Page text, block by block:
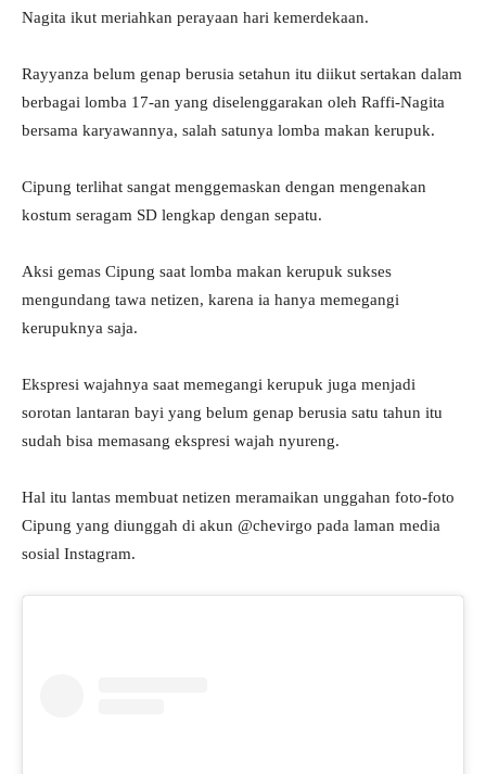
Nagita ikut meriahkan perayaan hari kemerdekaan.
Rayyanza belum genap berusia setahun itu diikut sertakan dalam
berbagai lomba 17-an yang diselenggarakan oleh Raffi-Nagita
bersama karyawannya, salah satunya lomba makan kerupuk.
Cipung terlihat sangat menggemaskan dengan mengenakan
kostum seragam SD lengkap dengan sepatu.
Aksi gemas Cipung saat lomba makan kerupuk sukses
mengundang tawa netizen, karena ia hanya memegangi
kerupuknya saja.
Ekspresi wajahnya saat memegangi kerupuk juga menjadi
sorotan lantaran bayi yang belum genap berusia satu tahun itu
sudah bisa memasang ekspresi wajah nyureng.
Hal itu lantas membuat netizen meramaikan unggahan foto-foto
Cipung yang diunggah di akun @chevirgo pada laman media
sosial Instagram.